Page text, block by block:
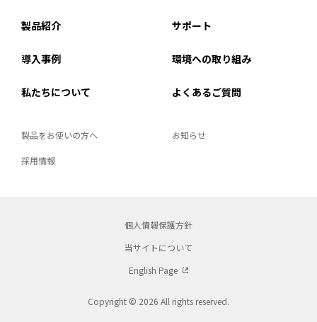
製品紹介 サポート
導入事例 環境への取り組み
私たちについて よくあるご質問
製品をお使いの方へ お知らせ
採用情報
個人情報保護方針
当サイトについて
English Page
Copyright © 2026 All rights reserved.